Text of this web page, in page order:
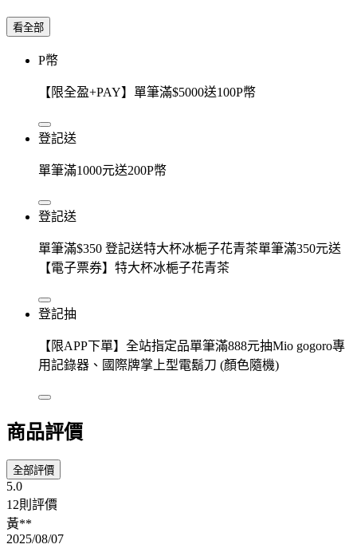
看全部
P幣
【限全盈+PAY】單筆滿$5000送100P幣
登記送
單筆滿1000元送200P幣
登記送
單筆滿$350 登記送特大杯冰梔子花青茶單筆滿350元送
【電子票券】特大杯冰梔子花青茶
登記抽
【限APP下單】全站指定品單筆滿888元抽Mio gogoro專
用記錄器、國際牌掌上型電鬍刀 (顏色隨機)
商品評價
全部評價
5.0
12則評價
黃**
2025/08/07